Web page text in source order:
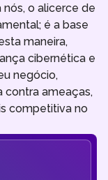
o alicerce de
é a base
maneira,
cibernética e
negócio,
contra ameaças,
competitiva no